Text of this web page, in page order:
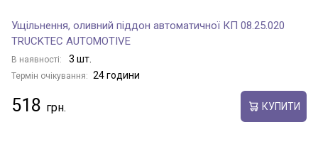
Ущільнення, оливний піддон автоматичної КП 08.25.020
TRUCKTEC AUTOMOTIVE
В наявності: 3 шт.
Термін очікування: 24 години
518 КУПИТИ